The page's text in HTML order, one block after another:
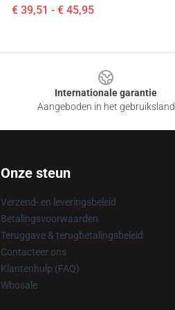
€ 39,51 - € 45,95
Internationale garantie
Aangeboden in het gebruiksland
Onze steun
Verzend- en leveringsbeleid
Betalingsvoorwaarden
Teruggave & terugbetalingsbeleid
Contacteer ons
Klantenhulp (FAQ)
Whosale